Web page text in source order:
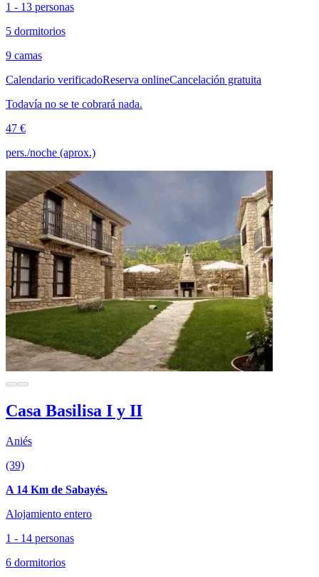
1 - 13 personas
5 dormitorios
9 camas
Calendario verificadoReserva onlineCancelación gratuita
Todavía no se te cobrará nada.
47 €
pers./noche (aprox.)
Casa Basilisa I y II
Aniés
(39)
A 14 Km de Sabayés.
Alojamiento entero
1 - 14 personas
6 dormitorios